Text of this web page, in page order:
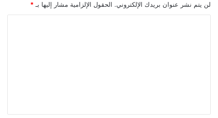
لن يتم نشر عنوان بريدك الإلكتروني. الحقول الإلزامية مشار إليها بـ *